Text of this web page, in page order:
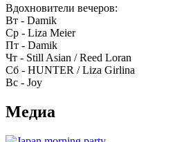
Вдохновители вечеров:
Вт - Damik
Ср - Liza Meier
Пт - Damik
Чт - Still Asian / Reed Loran
Сб - HUNTER / Liza Girlina
Вс - Joy
Медиа